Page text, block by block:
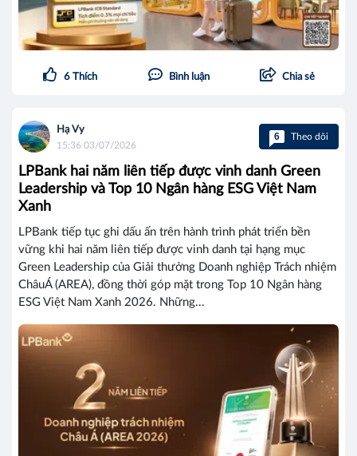
6 Thích Bình luận Chia sẻ
Hạ Vy
15:36 03/07/2026
6 Theo dõi
LPBank hai năm liên tiếp được vinh danh Green
Leadership và Top 10 Ngân hàng ESG Việt Nam
Xanh
LPBank tiếp tục ghi dấu ấn trên hành trình phát triển bền
vững khi hai năm liên tiếp được vinh danh tại hạng mục
Green Leadership của Giải thưởng Doanh nghiệp Trách nhiệm
ChâuÁ (AREA), đồng thời góp mặt trong Top 10 Ngân hàng
ESG Việt Nam Xanh 2026. Những...